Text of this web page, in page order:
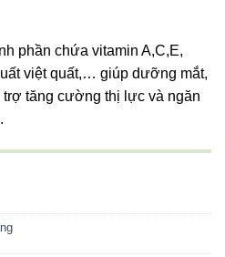
phần chứa vitamin A,C,E,
việt quất,… giúp dưỡng mắt,
trợ tăng cường thị lực và ngăn